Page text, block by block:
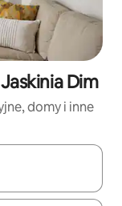
Dim
domy i inne
się po nich za